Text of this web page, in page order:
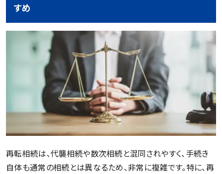
すめ
再転相続は、代襲相続や数次相続と混同されやすく、手続き
自体も通常の相続とは異なるため、非常に複雑です。特に、再